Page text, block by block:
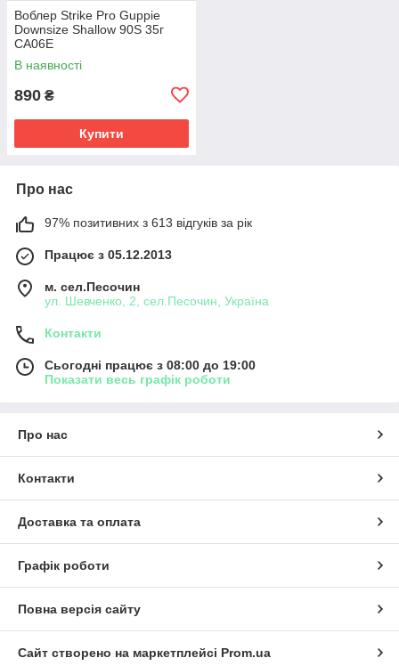
Воблер Strike Pro Guppie
Downsize Shallow 90S 35г
CA06E
В наявності
890 ₴
Купити
Про нас
97% позитивних з 613 відгуків за рік
Працює з 05.12.2013
м. сел.Песочин
ул. Шевченко, 2, сел.Песочин, Україна
Контакти
Сьогодні працює з 08:00 до 19:00
Показати весь графік роботи
Про нас
Контакти
Доставка та оплата
Графік роботи
Повна версія сайту
Сайт створено на маркетплейсі Prom.ua